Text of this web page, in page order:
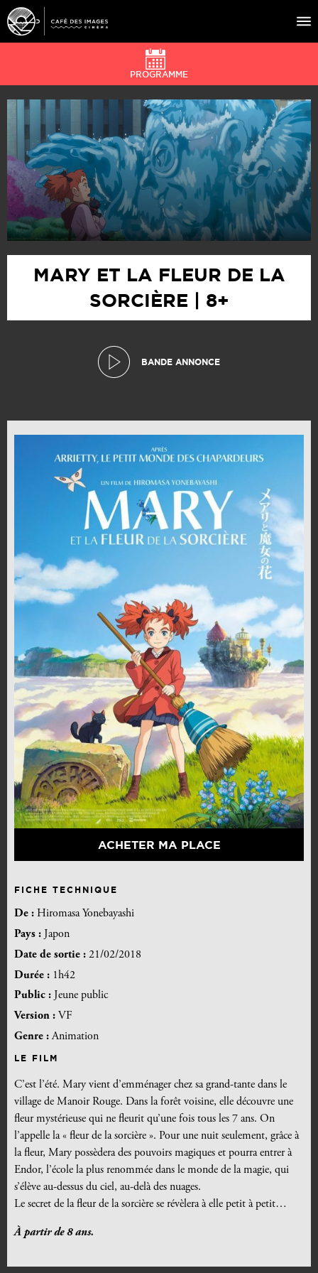
À L’AFFICHE
ÉVÉNEMENTS
CAFÉ DU CINÉ
PRATIQUE
ÉDUCATION AUX IMAGES
MARY ET LA FLEUR DE LA
SORCIÈRE | 8+
BANDE ANNONCE
ACHETER MA PLACE
FICHE TECHNIQUE
De : Hiromasa Yonebayashi
Pays : Japon
Date de sortie : 21/02/2018
Durée : 1h42
Public : Jeune public
Version : VF
Genre :Animation
LE FILM
C’est l’été. Mary vient d’emménager chez sa grand-tante dans le
village de Manoir Rouge. Dans la forêt voisine, elle découvre une
fleur mystérieuse qui ne fleurit qu’une fois tous les 7 ans. On
l’appelle la « fleur de la sorcière ». Pour une nuit seulement, grâce à
la fleur, Mary possèdera des pouvoirs magiques et pourra entrer à
Endor, l’école la plus renommée dans le monde de la magie, qui
s’élève au-dessus du ciel, au-delà des nuages.
Le secret de la fleur de la sorcière se révèlera à elle petit à petit…
À partir de 8 ans.
PROGRAMME